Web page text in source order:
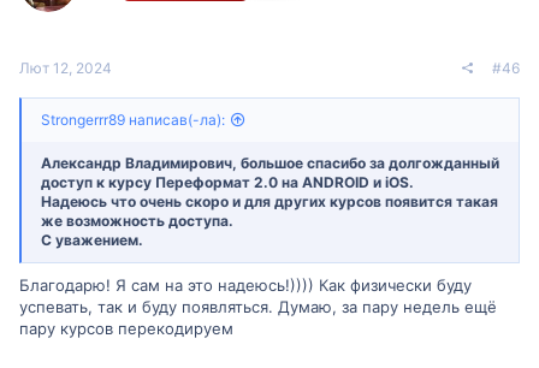
Лют 12, 2024 #46
Strongerrr89 написав(-ла):
Александр Владимирович, большое спасибо за долгожданный
доступ к курсу Переформат 2.0 на ANDROID и iOS.
Надеюсь что очень скоро и для других курсов появится такая
же возможность доступа.
С уважением.
Благодарю! Я сам на это надеюсь!)))) Как физически буду
успевать, так и буду появляться. Думаю, за пару недель ещё
пару курсов перекодируем